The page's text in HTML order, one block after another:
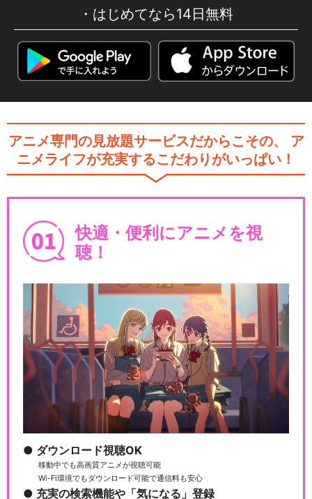
はじめてなら14日無料
アニメ専門の見放題サービスだからこその、
ア
ニメライフが充実するこだわりがいっぱい！
快適・便利にアニメを視
聴！
ダウンロード視聴OK
移動中でも高画質アニメが視聴可能
Wi-Fi環境でもダウンロード可能で通信料も安心
充実の検索機能や「気になる」登録